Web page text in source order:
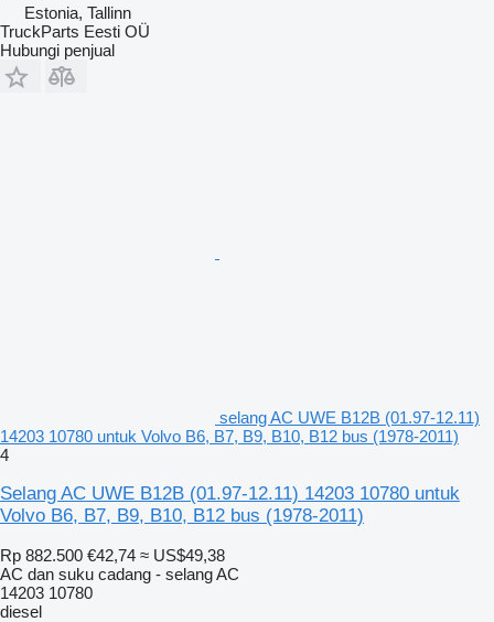
Estonia, Tallinn
TruckParts Eesti OÜ
Hubungi penjual
selang AC UWE B12B (01.97-12.11)
14203 10780 untuk Volvo B6, B7, B9, B10, B12 bus (1978-2011)
4
Selang AC UWE B12B (01.97-12.11) 14203 10780 untuk
Volvo B6, B7, B9, B10, B12 bus (1978-2011)
Rp 882.500 €42,74 ≈ US$49,38
AC dan suku cadang - selang AC
14203 10780
diesel